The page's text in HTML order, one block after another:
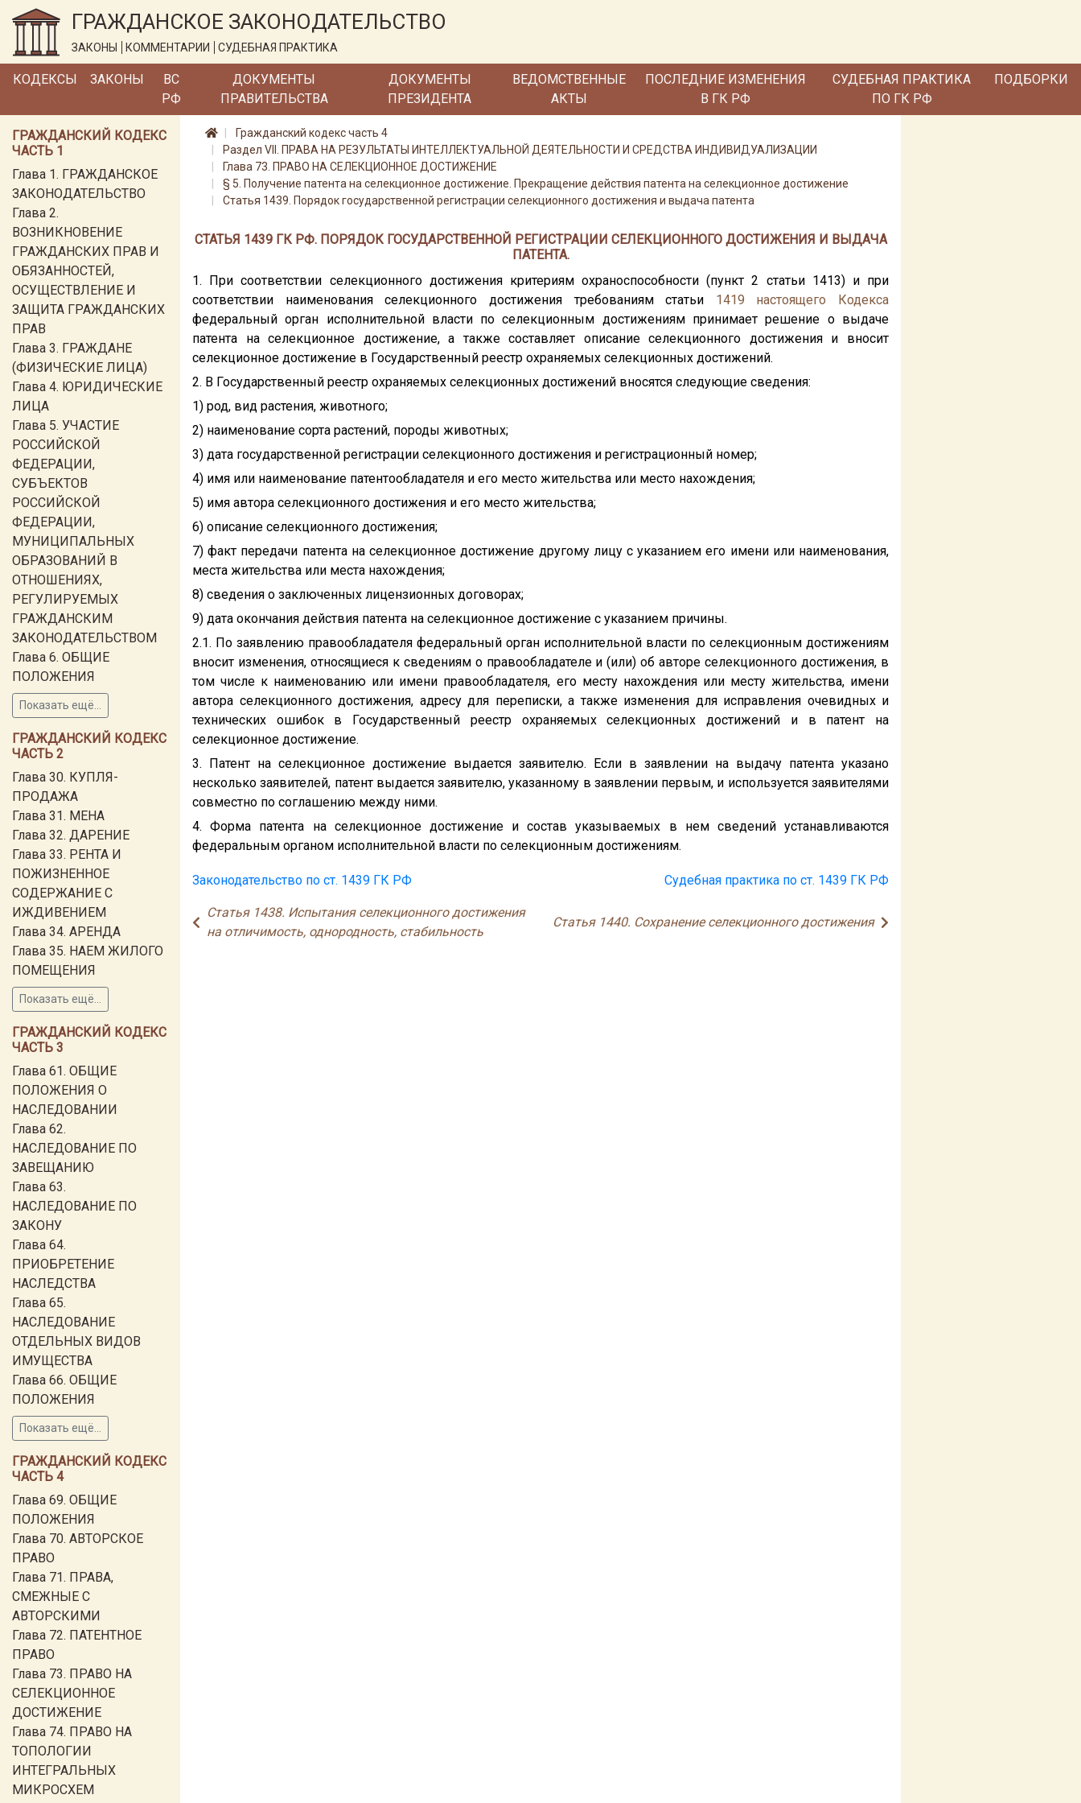
ГРАЖДАНСКОЕ ЗАКОНОДАТЕЛЬСТВО
ЗАКОНЫ КОММЕНТАРИИ СУДЕБНАЯ ПРАКТИКА
КОДЕКСЫ ЗАКОНЫ
ВС
РФ
ДОКУМЕНТЫ
ПРАВИТЕЛЬСТВА
ДОКУМЕНТЫ
ПРЕЗИДЕНТА
ВЕДОМСТВЕННЫЕ
АКТЫ
ПОСЛЕДНИЕ ИЗМЕНЕНИЯ
В ГК РФ
СУДЕБНАЯ ПРАКТИКА
ПО ГК РФ
ПОДБОРКИ
ГРАЖДАНСКИЙ КОДЕКС
ЧАСТЬ 1
Глава 1. ГРАЖДАНСКОЕ
ЗАКОНОДАТЕЛЬСТВО
Глава 2.
ВОЗНИКНОВЕНИЕ
ГРАЖДАНСКИХ ПРАВ И
ОБЯЗАННОСТЕЙ,
ОСУЩЕСТВЛЕНИЕ И
ЗАЩИТА ГРАЖДАНСКИХ
ПРАВ
Глава 3. ГРАЖДАНЕ
(ФИЗИЧЕСКИЕ ЛИЦА)
Глава 4. ЮРИДИЧЕСКИЕ
ЛИЦА
Глава 5. УЧАСТИЕ
РОССИЙСКОЙ
ФЕДЕРАЦИИ,
СУБЪЕКТОВ
РОССИЙСКОЙ
ФЕДЕРАЦИИ,
МУНИЦИПАЛЬНЫХ
ОБРАЗОВАНИЙ В
ОТНОШЕНИЯХ,
РЕГУЛИРУЕМЫХ
ГРАЖДАНСКИМ
ЗАКОНОДАТЕЛЬСТВОМ
Глава 6. ОБЩИЕ
ПОЛОЖЕНИЯ
Показать ещё...
ГРАЖДАНСКИЙ КОДЕКС
ЧАСТЬ 2
Глава 30. КУПЛЯ-
ПРОДАЖА
Глава 31. МЕНА
Глава 32. ДАРЕНИЕ
Глава 33. РЕНТА И
ПОЖИЗНЕННОЕ
СОДЕРЖАНИЕ С
ИЖДИВЕНИЕМ
Глава 34. АРЕНДА
Глава 35. НАЕМ ЖИЛОГО
ПОМЕЩЕНИЯ
Показать ещё...
ГРАЖДАНСКИЙ КОДЕКС
ЧАСТЬ 3
Глава 61. ОБЩИЕ
ПОЛОЖЕНИЯ О
НАСЛЕДОВАНИИ
Глава 62.
НАСЛЕДОВАНИЕ ПО
ЗАВЕЩАНИЮ
Глава 63.
НАСЛЕДОВАНИЕ ПО
ЗАКОНУ
Глава 64.
ПРИОБРЕТЕНИЕ
НАСЛЕДСТВА
Глава 65.
НАСЛЕДОВАНИЕ
ОТДЕЛЬНЫХ ВИДОВ
ИМУЩЕСТВА
Глава 66. ОБЩИЕ
ПОЛОЖЕНИЯ
Показать ещё...
ГРАЖДАНСКИЙ КОДЕКС
ЧАСТЬ 4
Глава 69. ОБЩИЕ
ПОЛОЖЕНИЯ
Глава 70. АВТОРСКОЕ
ПРАВО
Глава 71. ПРАВА,
СМЕЖНЫЕ С
АВТОРСКИМИ
Глава 72. ПАТЕНТНОЕ
ПРАВО
Глава 73. ПРАВО НА
СЕЛЕКЦИОННОЕ
ДОСТИЖЕНИЕ
Глава 74. ПРАВО НА
ТОПОЛОГИИ
ИНТЕГРАЛЬНЫХ
МИКРОСХЕМ
Гражданский кодекс часть 4
Раздел VII. ПРАВА НА РЕЗУЛЬТАТЫ ИНТЕЛЛЕКТУАЛЬНОЙ ДЕЯТЕЛЬНОСТИ И СРЕДСТВА ИНДИВИДУАЛИЗАЦИИ
Глава 73. ПРАВО НА СЕЛЕКЦИОННОЕ ДОСТИЖЕНИЕ
§ 5. Получение патента на селекционное достижение. Прекращение действия патента на селекционное достижение
Статья 1439. Порядок государственной регистрации селекционного достижения и выдача патента
СТАТЬЯ 1439 ГК РФ. ПОРЯДОК ГОСУДАРСТВЕННОЙ РЕГИСТРАЦИИ СЕЛЕКЦИОННОГО ДОСТИЖЕНИЯ И ВЫДАЧА
ПАТЕНТА.
1. При соответствии селекционного достижения критериям охраноспособности (пункт 2 статьи 1413) и при
соответствии наименования селекционного достижения требованиям статьи 1419
настоящего Кодекса
федеральный орган исполнительной власти по селекционным достижениям принимает решение о выдаче
патента на селекционное достижение, а также составляет описание селекционного достижения и вносит
селекционное достижение в Государственный реестр охраняемых селекционных достижений.
2. В Государственный реестр охраняемых селекционных достижений вносятся следующие сведения:
1) род, вид растения, животного;
2) наименование сорта растений, породы животных;
3) дата государственной регистрации селекционного достижения и регистрационный номер;
4) имя или наименование патентообладателя и его место жительства или место нахождения;
5) имя автора селекционного достижения и его место жительства;
6) описание селекционного достижения;
7) факт передачи патента на селекционное достижение другому лицу с указанием его имени или наименования,
места жительства или места нахождения;
8) сведения о заключенных лицензионных договорах;
9) дата окончания действия патента на селекционное достижение с указанием причины.
2.1. По заявлению правообладателя федеральный орган исполнительной власти по селекционным достижениям
вносит изменения, относящиеся к сведениям о правообладателе и (или) об авторе селекционного достижения, в
том числе к наименованию или имени правообладателя, его месту нахождения или месту жительства, имени
автора селекционного достижения, адресу для переписки, а также изменения для исправления очевидных и
технических ошибок в Государственный реестр охраняемых селекционных достижений и в патент на
селекционное достижение.
3. Патент на селекционное достижение выдается заявителю. Если в заявлении на выдачу патента указано
несколько заявителей, патент выдается заявителю, указанному в заявлении первым, и используется заявителями
совместно по соглашению между ними.
4. Форма патента на селекционное достижение и состав указываемых в нем сведений устанавливаются
федеральным органом исполнительной власти по селекционным достижениям.
Законодательство по ст. 1439 ГК РФ Судебная практика по ст. 1439 ГК РФ
Статья 1438. Испытания селекционного достижения
на отличимость, однородность, стабильность
Статья 1440. Сохранение селекционного достижения